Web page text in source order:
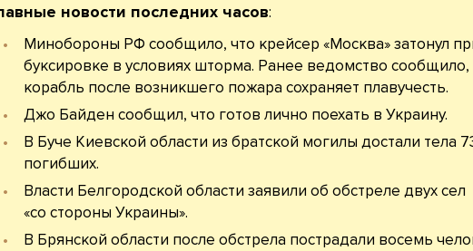
новости последних часов:
Минобороны РФ сообщило, что крейсер «Москва» затонул
буксировке в условиях шторма. Ранее ведомство сообщило,
корабль после возникшего пожара сохраняет плавучесть.
Джо Байден сообщил, что готов лично поехать в Украину.
В Буче Киевской области из братской могилы достали тела
погибших.
Власти Белгородской области заявили об обстреле двух сел
«со стороны Украины».
В Брянской области после обстрела пострадали восемь